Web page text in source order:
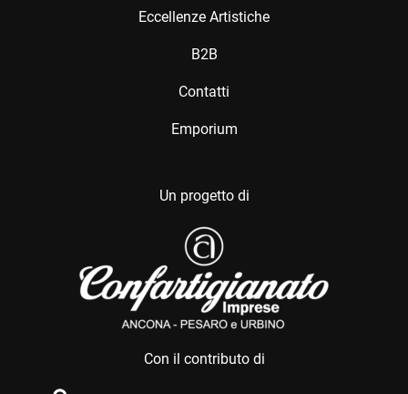
Eccellenze Artistiche
B2B
Contatti
Emporium
Un progetto di
Con il contributo di